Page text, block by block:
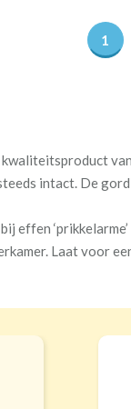
1
intact. De
effen
Laat voor